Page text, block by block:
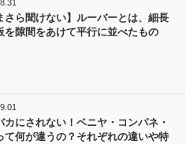
さら聞けない】ルーバーとは、細長
を隙間をあけて平行に並べたもの
カにされない！ベニヤ・コンパネ・
て何が違うの？それぞれの違いや特